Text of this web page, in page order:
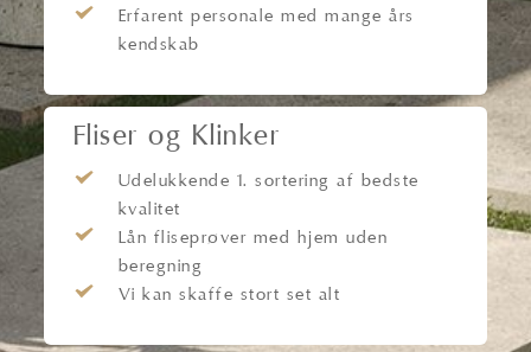
Erfarent personale med mange års
kendskab
Fliser og Klinker
Udelukkende 1. sortering af bedste
kvalitet
Lån fliseprøver med hjem uden
beregning
Vi kan skaffe stort set alt